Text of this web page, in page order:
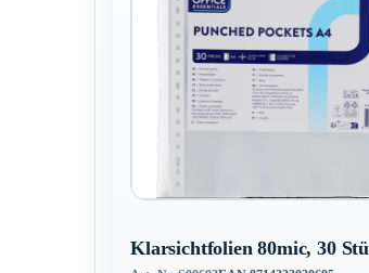
Klarsichtfolien 80mic, 30